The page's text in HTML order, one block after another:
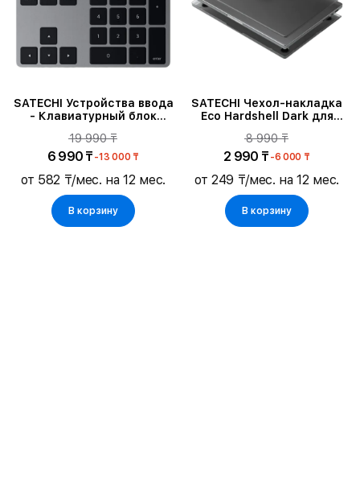
SATECHI Устройства ввода
- Клавиатурный блок
19 990 ₸
6 990 ₸ -13 000 ₸
от 582 ₸/мес. на 12 мес.
В корзину
SATECHI Чехол-накладка
Eco Hardshell Dark для
8 990 ₸
2 990 ₸ -6 000 ₸
от 249 ₸/мес. на 12 мес.
В корзину